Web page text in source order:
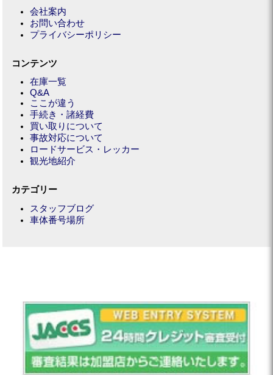
会社案内
お問い合わせ
プライバシーポリシー
コンテンツ
在庫一覧
Q&A
ここが違う
手続き・諸経費
買い取りについて
事故対応について
ロードサービス・レッカー
観光地紹介
カテゴリー
スタッフブログ
車体番号場所